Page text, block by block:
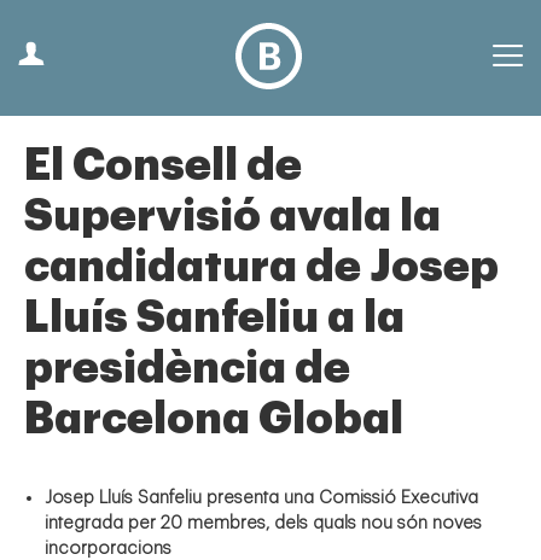
El Consell de
Supervisió avala la
candidatura de Josep
Lluís Sanfeliu a la
presidència de
Barcelona Global
Josep Lluís Sanfeliu presenta una Comissió Executiva
integrada per 20 membres, dels quals nou són noves
incorporacions